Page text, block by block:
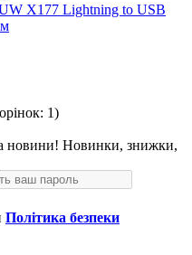
X177 Lightning to USB
1)
новини! Новинки, знижки,
Політика безпеки